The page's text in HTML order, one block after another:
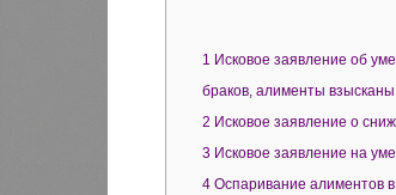
1 Исковое заявление об
браков, алименты
2 Исковое заявление о
3 Исковое заявление на
4 Оспаривание алиментов